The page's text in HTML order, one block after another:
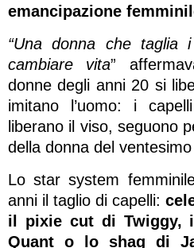
emancipazione
“Una donna che taglia
cambiare
vita”
donne degli anni 20 si
imitano l’uomo: i
liberano il viso, seguono
della donna del
Lo star system
anni il taglio di capelli:
il pixie cut di Twiggy,
Quant o lo shag di